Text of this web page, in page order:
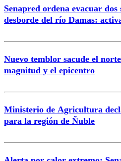
Correo
Senapred ordena evacuar
desborde del río Damas:
Nuevo temblor sacude el
magnitud y el epicentro
Ministerio de Agricultura
para la región de Ñuble